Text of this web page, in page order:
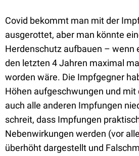
Covid bekommt man mit der
ausgerottet, aber man könnte
Herdenschutz aufbauen – wenn
den letzten 4 Jahren maximal
worden wäre. Die Impfgegner
Höhen aufgeschwungen und mit
auch alle anderen Impfungen
schreit, dass Impfungen
Nebenwirkungen werden (vor
überhöht dargestellt und